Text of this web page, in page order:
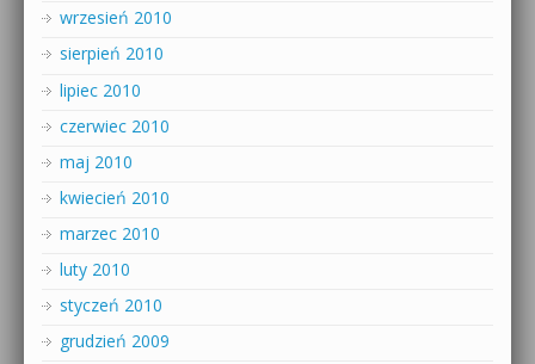
wrzesień 2010
sierpień 2010
lipiec 2010
czerwiec 2010
maj 2010
kwiecień 2010
marzec 2010
luty 2010
styczeń 2010
grudzień 2009